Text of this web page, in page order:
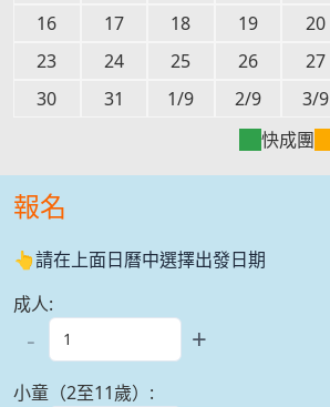
16
17 18 19 20
23
24 25 26 27
30
31 1/9 2/9 3/9
快成團
報名
👆請在上面日曆中選擇出發日期
成人:
- +
小童（2至11歲） :